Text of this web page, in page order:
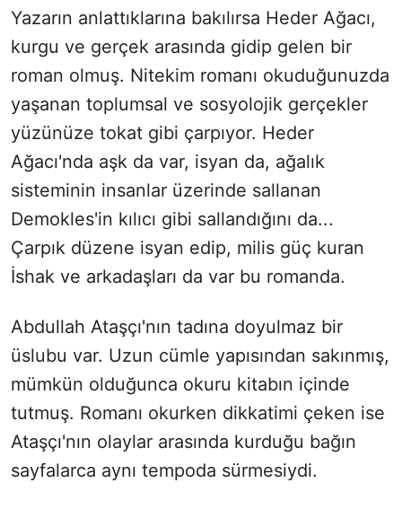
Yazarın anlattıklarına bakılırsa Heder Ağacı,
kurgu ve gerçek arasında gidip gelen bir
roman olmuş. Nitekim romanı okuduğunuzda
yaşanan toplumsal ve sosyolojik gerçekler
yüzünüze tokat gibi çarpıyor. Heder
Ağacı'nda aşk da var, isyan da, ağalık
sisteminin insanlar üzerinde sallanan
Demokles'in kılıcı gibi sallandığını da...
Çarpık düzene isyan edip, milis güç kuran
İshak ve arkadaşları da var bu romanda.
Abdullah Ataşçı'nın tadına doyulmaz bir
üslubu var. Uzun cümle yapısından sakınmış,
mümkün olduğunca okuru kitabın içinde
tutmuş. Romanı okurken dikkatimi çeken ise
Ataşçı'nın olaylar arasında kurduğu bağın
sayfalarca aynı tempoda sürmesiydi.